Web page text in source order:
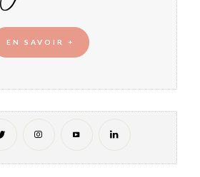
EN SAVOIR +